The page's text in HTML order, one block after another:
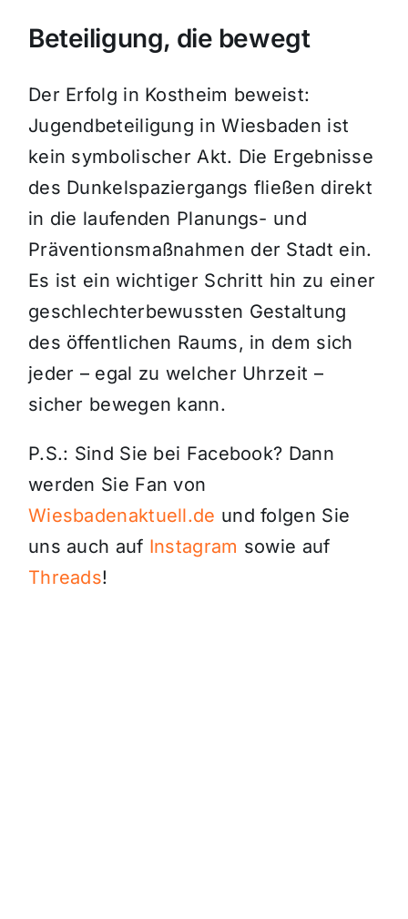
Beteiligung, die bewegt
Der Erfolg in Kostheim beweist:
Jugendbeteiligung in Wiesbaden ist
kein symbolischer Akt. Die Ergebnisse
des Dunkelspaziergangs fließen direkt
in die laufenden Planungs- und
Präventionsmaßnahmen der Stadt ein.
Es ist ein wichtiger Schritt hin zu einer
geschlechterbewussten Gestaltung
des öffentlichen Raums, in dem sich
jeder – egal zu welcher Uhrzeit –
sicher bewegen kann.
P.S.: Sind Sie bei Facebook? Dann
werden Sie Fan von
Wiesbadenaktuell.de und folgen Sie
uns auch auf Instagram sowie auf
Threads!